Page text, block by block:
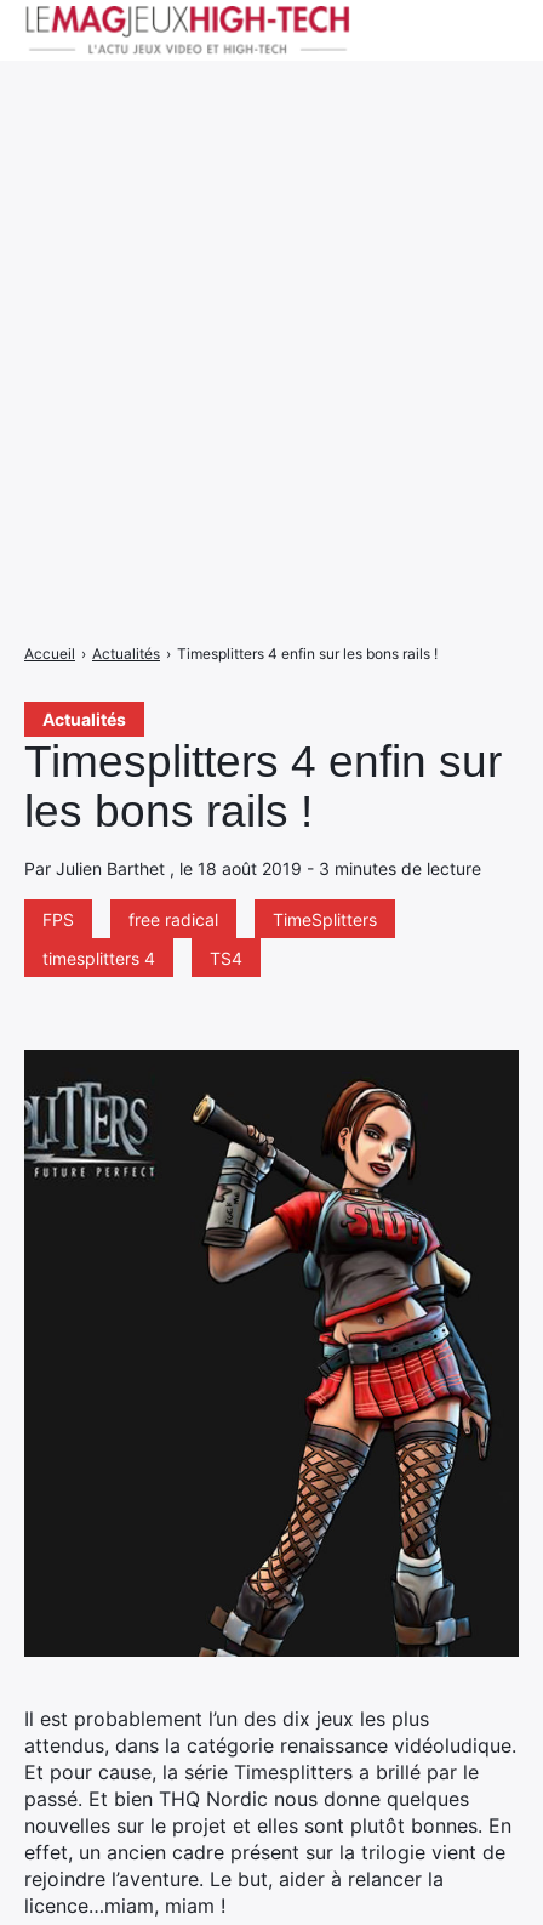
Actualités
Timesplitters 4 enfin sur
les bons rails !
Par Julien Barthet , le 18 août 2019 - 3 minutes de lecture
FPS free radical
TimeSplitters
timesplitters 4
TS4
Accueil › Actualités › Timesplitters 4 enfin sur les bons rails !
Il est probablement l’un des dix jeux les plus
attendus, dans la catégorie renaissance vidéoludique.
Et pour cause, la série Timesplitters a brillé par le
passé. Et bien THQ Nordic nous donne quelques
nouvelles sur le projet et elles sont plutôt bonnes. En
effet, un ancien cadre présent sur la trilogie vient de
rejoindre l’aventure. Le but, aider à relancer la
licence…miam, miam !